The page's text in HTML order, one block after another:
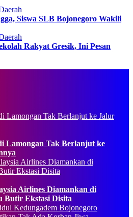
Siswa SLB Bojonegoro Wakili
Rakyat Gresik, Ini Pesan
Lamongan Tak Berlanjut ke
Airlines Diamankan di
Butir Ekstasi Disita